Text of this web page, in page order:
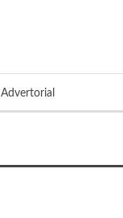
Advertorial